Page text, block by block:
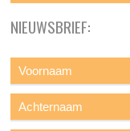
NIEUWSBRIEF: